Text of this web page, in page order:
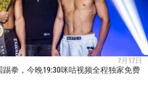
7月17日
拳，今晚19:30咪咕视频全程独家免费